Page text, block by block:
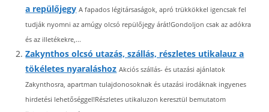
a repülőjegy A fapados légitársaságok, apró trükkökkel igencsak fel
tudják nyomni az amúgy olcsó repülőjegy árát!Gondoljon csak az adókra
és az illetékekre,...
Zakynthos olcsó utazás, szállás, részletes utikalauz a
tökéletes nyaraláshoz Akciós szállás- és utazási ajánlatok
Zakynthosra, apartman tulajdonosoknak és utazási irodáknak ingyenes
hirdetési lehetőséggel!Részletes utikaluzon keresztül bemutatom